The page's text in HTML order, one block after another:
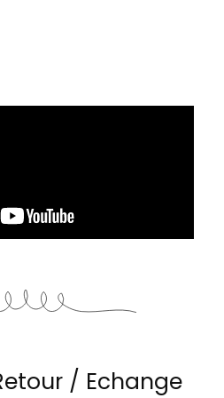
/ Echange